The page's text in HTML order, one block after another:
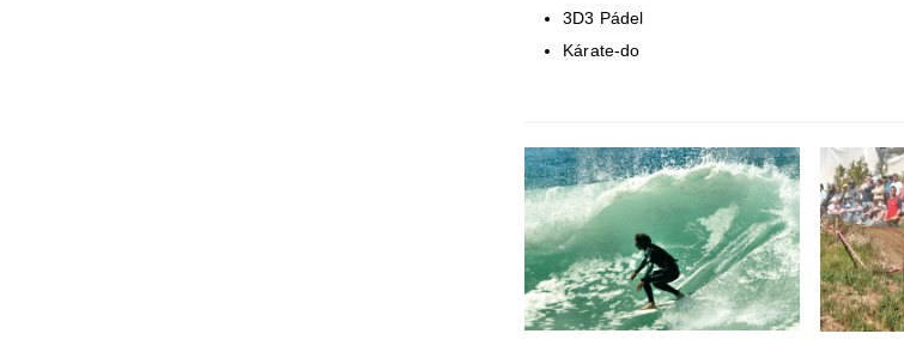
3D3 Pádel
Kárate-do